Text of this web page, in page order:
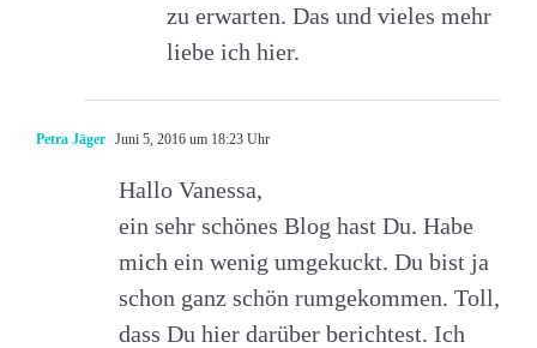
zu erwarten. Das und vieles mehr
liebe ich hier.
Petra Jäger Juni 5, 2016 um 18:23 Uhr
Hallo Vanessa,
ein sehr schönes Blog hast Du. Habe
mich ein wenig umgekuckt. Du bist ja
schon ganz schön rumgekommen. Toll,
dass Du hier darüber berichtest. Ich